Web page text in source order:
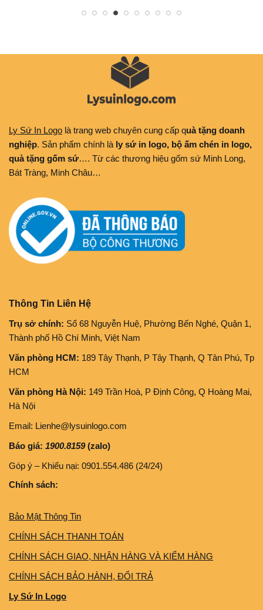
Ly Sứ In Logo là trang web chuyên cung cấp quà tặng doanh
nghiệp. Sản phẩm chính là ly sứ in logo, bộ ấm chén in logo,
quà tặng gốm sứ…. Từ các thương hiệu gốm sứ Minh Long,
Bát Tràng, Minh Châu…
Thông Tin Liên Hệ
Trụ sở chính: Số 68 Nguyễn Huệ, Phường Bến Nghé, Quận 1,
Thành phố Hồ Chí Minh, Việt Nam
Văn phòng HCM: 189 Tây Thạnh, P Tây Thạnh, Q Tân Phú, Tp
HCM
Văn phòng Hà Nội: 149 Trần Hoà, P Định Công, Q Hoàng Mai,
Hà Nội
Email: Lienhe@lysuinlogo.com
Báo giá: 1900.8159(zalo)
Góp ý – Khiếu nại: 0901.554.486 (24/24)
Chính sách:
Bảo Mật Thông Tin
CHÍNH SÁCH THANH TOÁN
CHÍNH SÁCH GIAO, NHẬN HÀNG VÀ KIỂM HÀNG
CHÍNH SÁCH BẢO HÀNH, ĐỔI TRẢ
Ly Sứ In Logo